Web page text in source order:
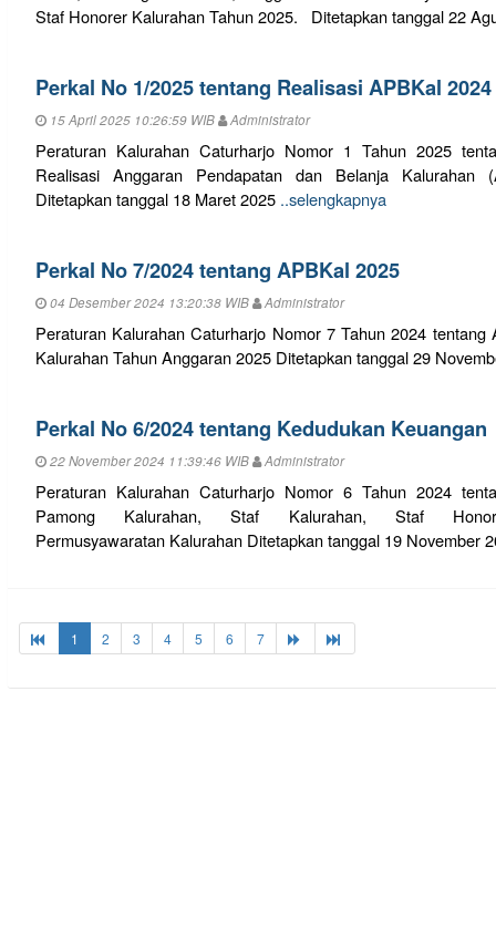
Staf Honorer Kalurahan Tahun 2025. Ditetapkan tanggal 22
Perkal No 1/2025 tentang Realisasi APBKal 2024
15 April 2025 10:26:59 WIB Administrator
Peraturan Kalurahan Caturharjo Nomor 1 Tahun 2025
Realisasi Anggaran Pendapatan dan Belanja Kalurahan
Ditetapkan tanggal 18 Maret 2025 ..selengkapnya
Perkal No 7/2024 tentang APBKal 2025
04 Desember 2024 13:20:38 WIB Administrator
Peraturan Kalurahan Caturharjo Nomor 7 Tahun 2024 tentang
Kalurahan Tahun Anggaran 2025 Ditetapkan tanggal 29
Perkal No 6/2024 tentang Kedudukan Keuangan
22 November 2024 11:39:46 WIB Administrator
Peraturan Kalurahan Caturharjo Nomor 6 Tahun 2024
Pamong Kalurahan, Staf Kalurahan, Staf
Permusyawaratan Kalurahan Ditetapkan tanggal 19 November
1 2 3 4 5 6 7